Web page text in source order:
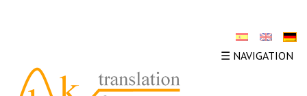
☰ NAVIGATION